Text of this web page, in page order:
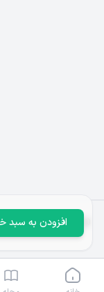
افزودن به سبد
کلیه حقوق